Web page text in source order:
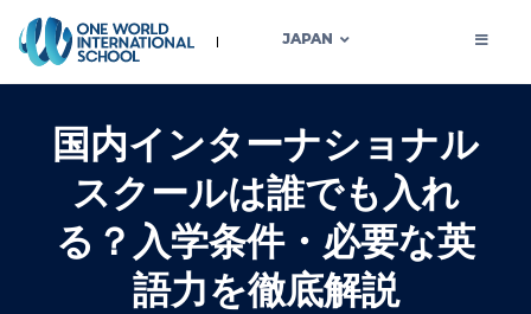
JAPAN
国内インターナショナル
スクールは誰でも入れ
る？入学条件・必要な英
語力を徹底解説